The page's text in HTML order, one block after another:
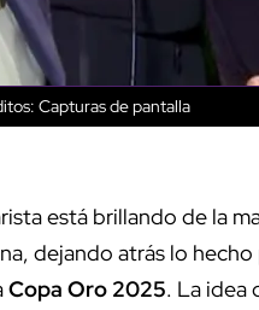
Capturas de pantalla
está brillando de la
dejando atrás lo
Copa Oro 2025. La idea